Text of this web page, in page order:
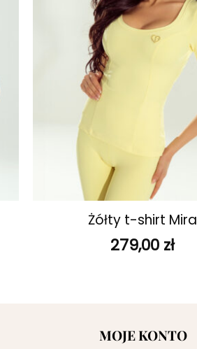
Żółty t-shirt Mira
279,00 zł
MOJE KONTO